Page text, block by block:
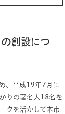
創設につ
、平成19年7月に
りの著名人18名を
クを活かして本市